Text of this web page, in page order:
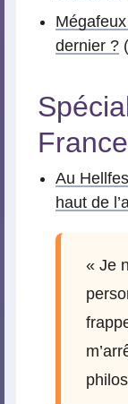
dernier ?
France
Au
haut de
« Je